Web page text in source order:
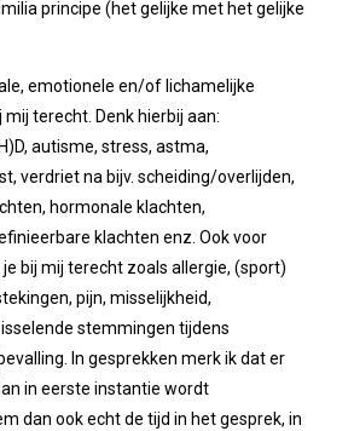
Bij De Buren In Leiderdorp!
Ledendag!
15 Bestuursvergadering
Van ALV 2024
In Sfeer
(leden-)dag 2023
Aan Mulder Shipyard
principe (het gelijke met het gelijke
emotionele en/of lichamelijke
mij terecht. Denk hierbij aan:
autisme, stress, astma,
verdriet na bijv. scheiding/overlijden,
hormonale klachten,
klachten enz. Ook voor
bij mij terecht zoals allergie, (sport)
pijn, misselijkheid,
stemmingen tijdens
In gesprekken merk ik dat er
in eerste instantie wordt
dan ook echt de tijd in het gesprek, in